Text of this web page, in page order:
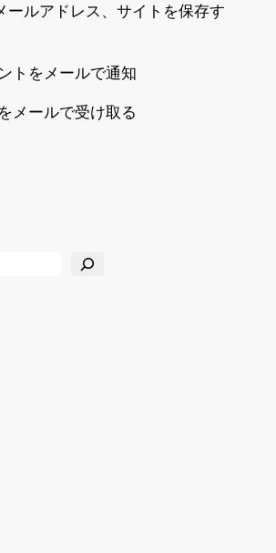
ールアドレス、サイトを保存す
トをメールで通知
メールで受け取る